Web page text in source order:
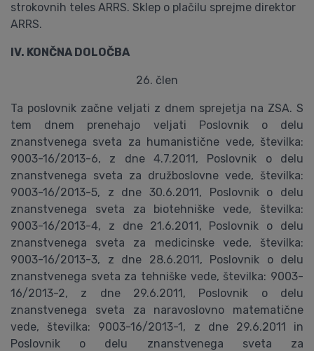
strokovnih teles ARRS. Sklep o plačilu sprejme direktor
ARRS.
IV. KONČNA DOLOČBA
26. člen
Ta poslovnik začne veljati z dnem sprejetja na ZSA. S
tem dnem prenehajo veljati Poslovnik o delu
znanstvenega sveta za humanistične vede, številka:
9003-16/2013-6, z dne 4.7.2011, Poslovnik o delu
znanstvenega sveta za družboslovne vede, številka:
9003-16/2013-5, z dne 30.6.2011, Poslovnik o delu
znanstvenega sveta za biotehniške vede, številka:
9003-16/2013-4, z dne 21.6.2011, Poslovnik o delu
znanstvenega sveta za medicinske vede, številka:
9003-16/2013-3, z dne 28.6.2011, Poslovnik o delu
znanstvenega sveta za tehniške vede, številka: 9003-
16/2013-2, z dne 29.6.2011, Poslovnik o delu
znanstvenega sveta za naravoslovno matematične
vede, številka: 9003-16/2013-1, z dne 29.6.2011 in
Poslovnik o delu znanstvenega sveta za